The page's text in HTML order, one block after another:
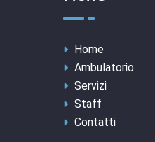
Home
Ambulatorio
Servizi
Staff
Contatti